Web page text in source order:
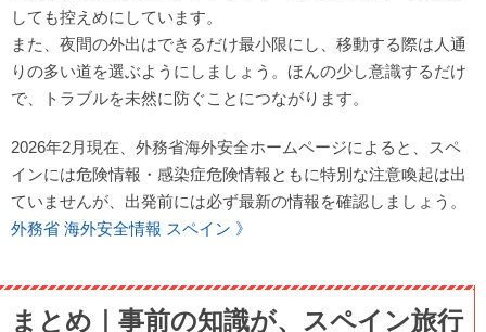
しても控えめにしています。
また、夜間の外出はできるだけ最小限にし、移動する際は人通
りの多い道を選ぶようにしましょう。ほんの少し意識するだけ
で、トラブルを未然に防ぐことにつながります。
2026年2月現在、外務省海外安全ホームページによると、スペ
インには危険情報・感染症危険情報ともに特別な注意喚起は出
ていませんが、出発前には必ず最新の情報を確認しましょう。
外務省 海外安全情報 スペイン 》
まとめ｜事前の知識が、スペイン旅行